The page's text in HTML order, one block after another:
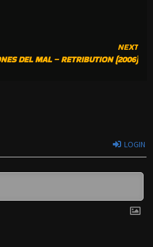
NEXT
DEL MAL – RETRIBUTION (2006)
LOGIN